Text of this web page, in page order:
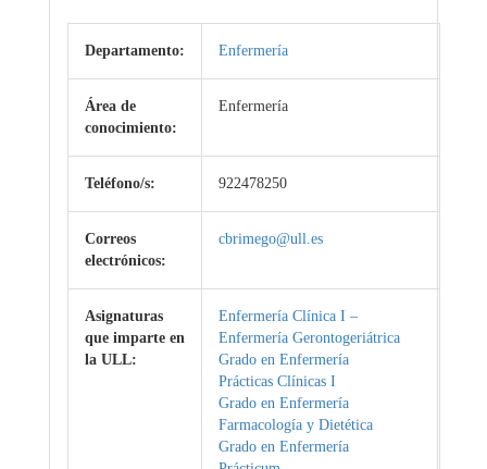
Departamento: Enfermería
Área de
conocimiento:
Enfermería
Teléfono/s: 922478250
Correos
electrónicos:
cbrimego@ull.es
Asignaturas
que imparte en
la ULL:
Enfermería Clínica I –
Enfermería Gerontogeriátrica
Grado en Enfermería
Prácticas Clínicas I
Grado en Enfermería
Farmacología y Dietética
Grado en Enfermería